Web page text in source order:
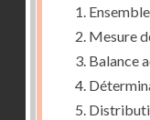
1.
2. Mesure
3. Balance
4.
5.